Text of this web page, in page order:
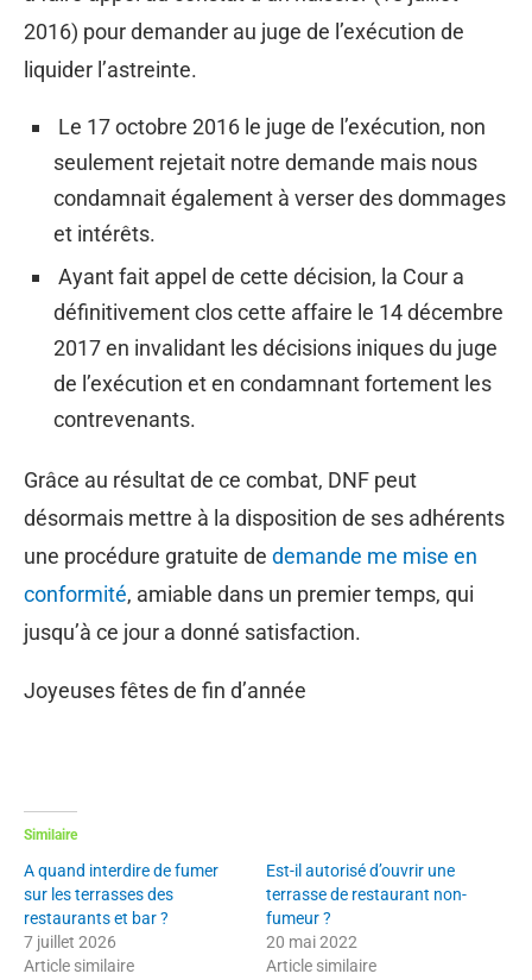
2016) pour demander au juge de l’exécution de
liquider l’astreinte.
Le 17 octobre 2016 le juge de l’exécution, non
seulement rejetait notre demande mais nous
condamnait également à verser des dommages
et intérêts.
Ayant fait appel de cette décision, la Cour a
définitivement clos cette affaire le 14 décembre
2017 en invalidant les décisions iniques du juge
de l’exécution et en condamnant fortement les
contrevenants.
Grâce au résultat de ce combat, DNF peut
désormais mettre à la disposition de ses adhérents
une procédure gratuite de demande me mise en
conformité, amiable dans un premier temps, qui
jusqu’à ce jour a donné satisfaction.
Joyeuses fêtes de fin d’année
Similaire
A quand interdire de fumer
sur les terrasses des
restaurants et bar ?
7 juillet 2026
Article similaire
Est-il autorisé d’ouvrir une
terrasse de restaurant non-
fumeur ?
20 mai 2022
Article similaire